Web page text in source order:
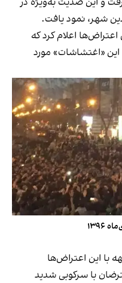
شهر، نمود یافت.
اعلام کرد که
این «اغتشاشات» مورد
با این اعتراض‌ها
با سرکوبی شدید